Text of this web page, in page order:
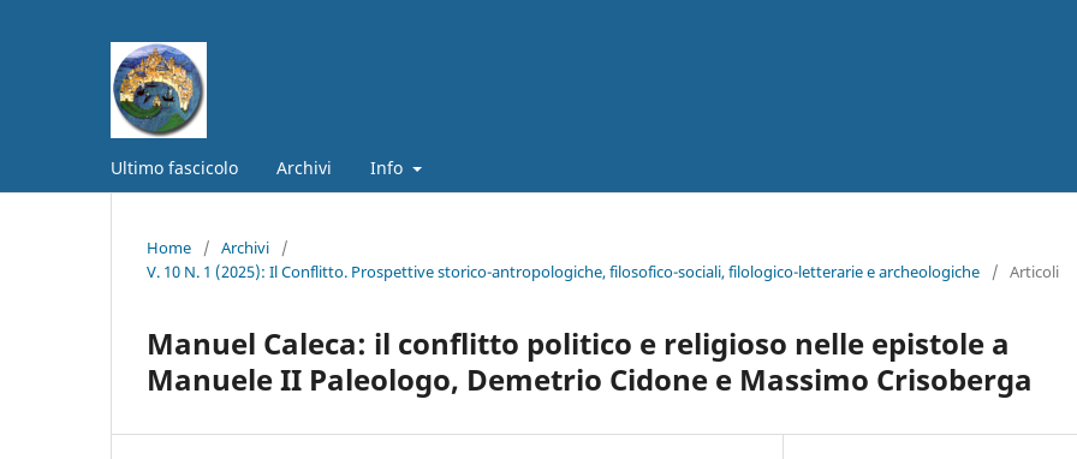
Ultimo fascicolo Archivi Info
Home / Archivi
/
V. 10 N. 1 (2025): Il Conflitto. Prospettive storico-antropologiche, filosofico-sociali, filologico-letterarie e archeologiche
/ Articoli
Manuel Caleca: il conflitto politico e religioso nelle epistole a
Manuele II Paleologo, Demetrio Cidone e Massimo Crisoberga